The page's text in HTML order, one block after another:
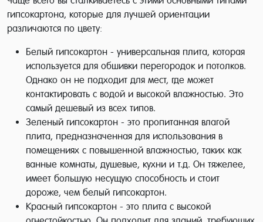
гипсокартона, которые для лучшей ориентации
различаются по цвету:
Белый гипсокартон - универсальная плита, которая
используется для обшивки перегородок и потолков.
Однако он не подходит для мест, где может
контактировать с водой и высокой влажностью. Это
самый дешевый из всех типов.
Зеленый гипсокартон - это пропитанная влагой
плита, предназначенная для использования в
помещениях с повышенной влажностью, таких как
ванные комнаты, душевые, кухни и т.д. Он тяжелее,
имеет большую несущую способность и стоит
дороже, чем белый гипсокартон.
Красный гипсокартон - это плита с высокой